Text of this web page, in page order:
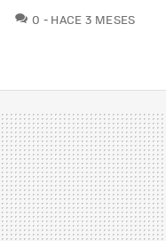
0 COMENTARIOS
HACE 3 MESES